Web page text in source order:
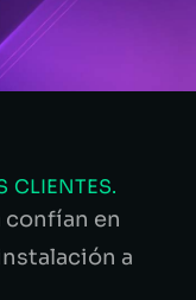
CLIENTES.
confían en
a